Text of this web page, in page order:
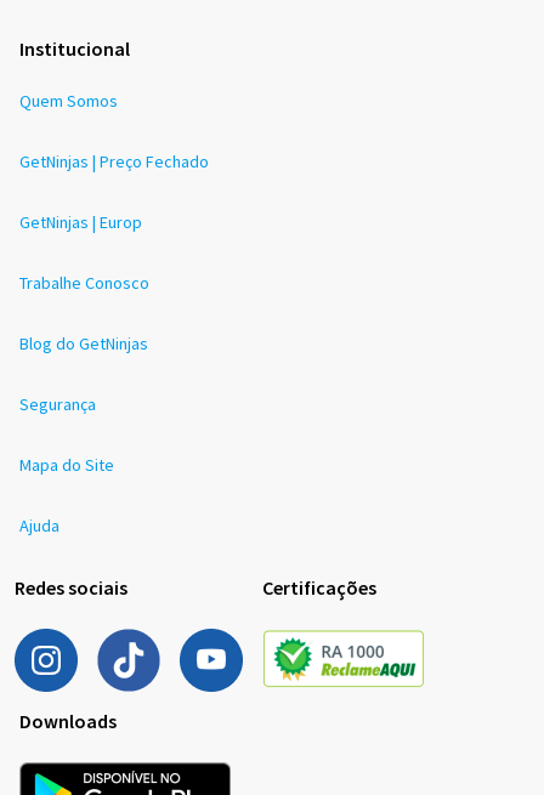
Institucional
Quem Somos
GetNinjas | Preço Fechado
GetNinjas | Europ
Trabalhe Conosco
Blog do GetNinjas
Segurança
Mapa do Site
Ajuda
Redes sociais Certificações
Downloads